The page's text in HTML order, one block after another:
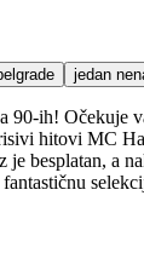
jedan
ih! Očekuje
hitovi MC
a